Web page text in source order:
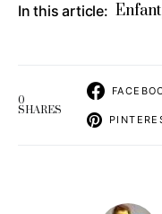
In this article: Enfant
0
SHARES